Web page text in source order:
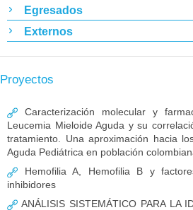
Egresados
Externos
Proyectos
Caracterización molecular y
Leucemia Mieloide Aguda y su
tratamiento. Una aproximación hacia
Aguda Pediátrica en población
Hemofilia A, Hemofilia B y
inhibidores
ANÁLISIS SISTEMÁTICO PARA LA